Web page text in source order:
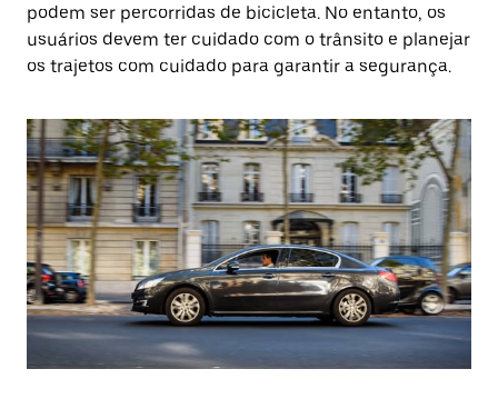
podem ser percorridas de bicicleta. No entanto, os
usuários devem ter cuidado com o trânsito e planejar
os trajetos com cuidado para garantir a segurança.